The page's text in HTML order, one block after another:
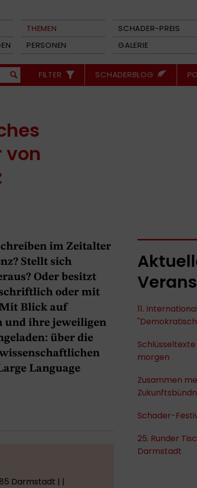
THEMEN SCHADER-PREIS
PERSONEN GALERIE
FILTER SCHADERBLOG
von
im Zeitalter
Stellt sich
Oder besitzt
oder mit
Mit Blick auf
und ihre jeweiligen
über die
Language
Darmstadt | |
11.
morgen
Zusammen
Schader-
25. Runder
Darmstadt